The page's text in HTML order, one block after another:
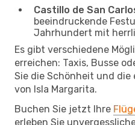
Castillo de San
beeindruckende
Jahrhundert mit
Es gibt verschiedene
erreichen: Taxis, Busse
Sie die Schönheit und
von Isla Margarita.
Buchen Sie jetzt Ihre
erleben Sie